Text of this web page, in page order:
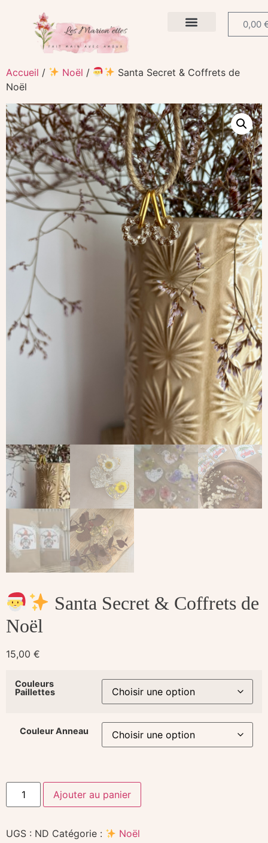
0,00
Accueil / Noël /
Santa Secret & Coffrets de
Noël
Santa Secret & Coffrets de
Noël
15,00 €
Couleurs
Paillettes
Couleur Anneau
Ajouter au panier
UGS : ND Catégorie : Noël